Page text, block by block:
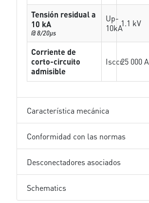
Tensión residual a
10 kA
@ 8/20µs
Up-
10kA1.1 kV
Corriente de
corto-circuito
admisible
Isccr25 000 A
Característica mecánica
Conformidad con las normas
Desconectadores asociados
Schematics